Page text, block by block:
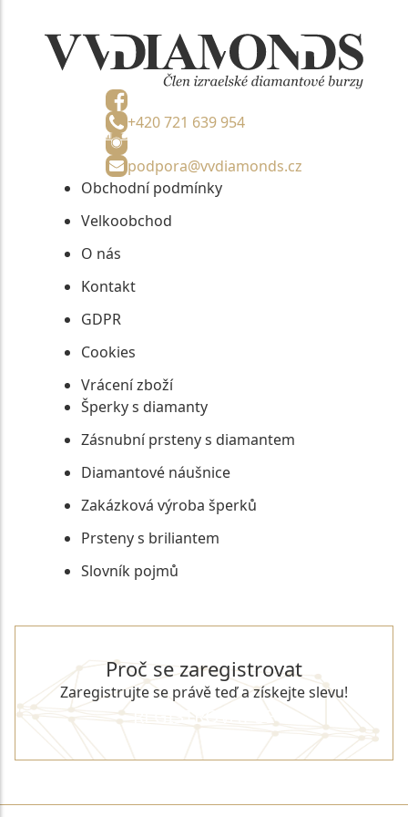
+420 721 639 954
podpora@vvdiamonds.cz
Obchodní podmínky
Velkoobchod
O nás
Kontakt
GDPR
Cookies
Vrácení zboží
Šperky s diamanty
Zásnubní prsteny s diamantem
Diamantové náušnice
Zakázková výroba šperků
Prsteny s briliantem
Slovník pojmů
Proč se zaregistrovat
Zaregistrujte se právě teď a získejte slevu!
REGISTROVAT SE